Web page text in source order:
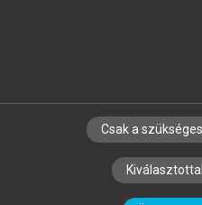
SZERZŐKNEK
SZERKESZTÉSI ÉS
Csak a